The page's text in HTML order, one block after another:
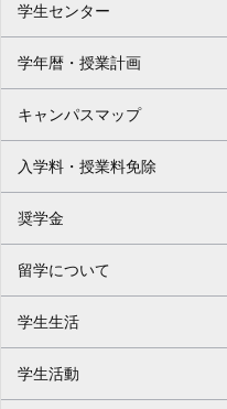
学生センター
学年暦・授業計画
キャンパスマップ
入学料・授業料免除
奨学金
留学について
学生生活
学生活動